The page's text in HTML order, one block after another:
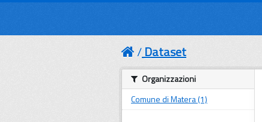
Dataset
Organizzazioni
Comune di Matera (1)